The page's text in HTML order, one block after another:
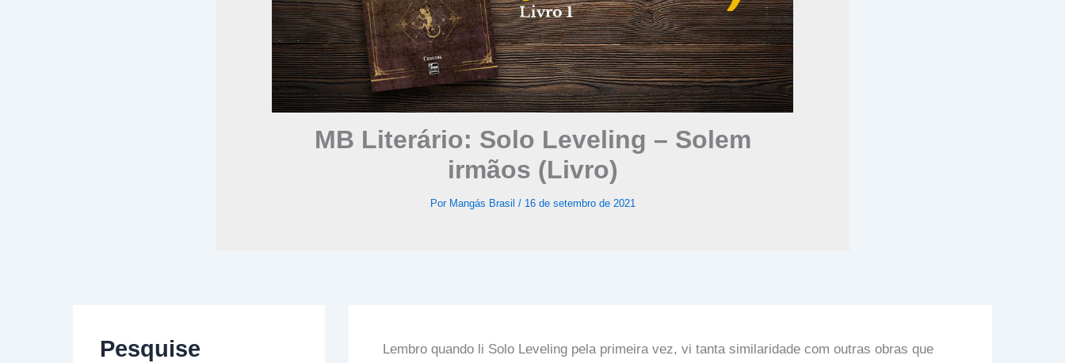
MB Literário: Solo Leveling – Solem
irmãos (Livro)
Por Mangás Brasil / 16 de setembro de 2021
Pesquise
Lembro quando li Solo Leveling pela primeira vez, vi tanta similaridade com outras obras que